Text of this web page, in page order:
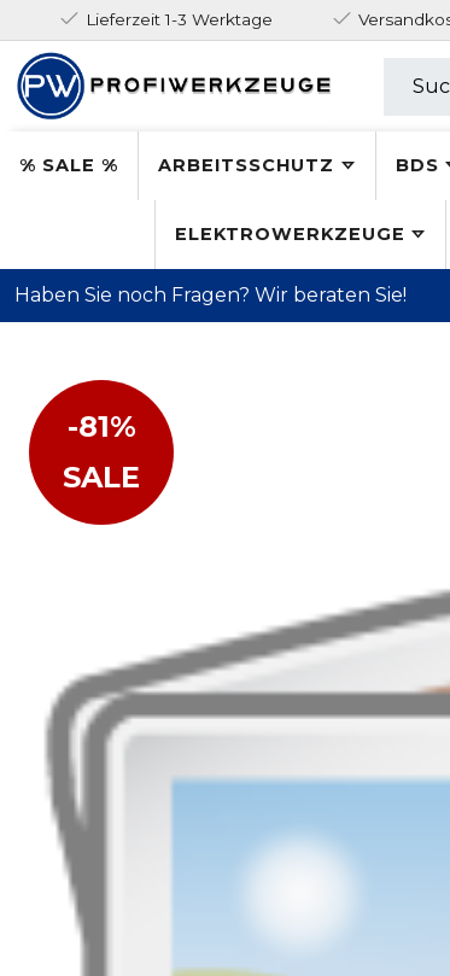
Lieferzeit 1-3 Werktage
% SALE % ARBEITSSCHUTZ BDS
ELEKTROWERKZEUGE
Haben Sie noch Fragen? Wir beraten Sie!
-81%
SALE